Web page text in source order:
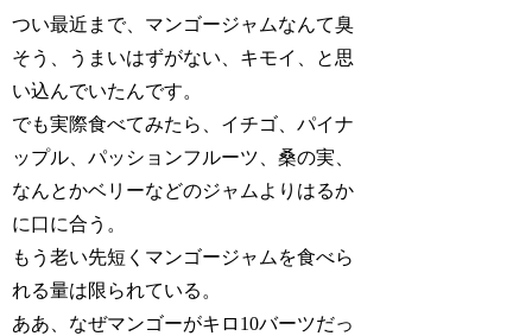
つい最近まで、マンゴージャムなんて臭
そう、うまいはずがない、キモイ、と思
い込んでいたんです。
でも実際食べてみたら、イチゴ、パイナ
ップル、パッションフルーツ、桑の実、
なんとかベリーなどのジャムよりはるか
に口に合う。
もう老い先短くマンゴージャムを食べら
れる量は限られている。
ああ、なぜマンゴーがキロ10バーツだっ